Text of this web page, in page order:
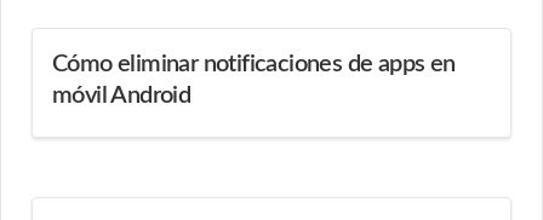
Cómo eliminar notificaciones de apps en
móvil Android